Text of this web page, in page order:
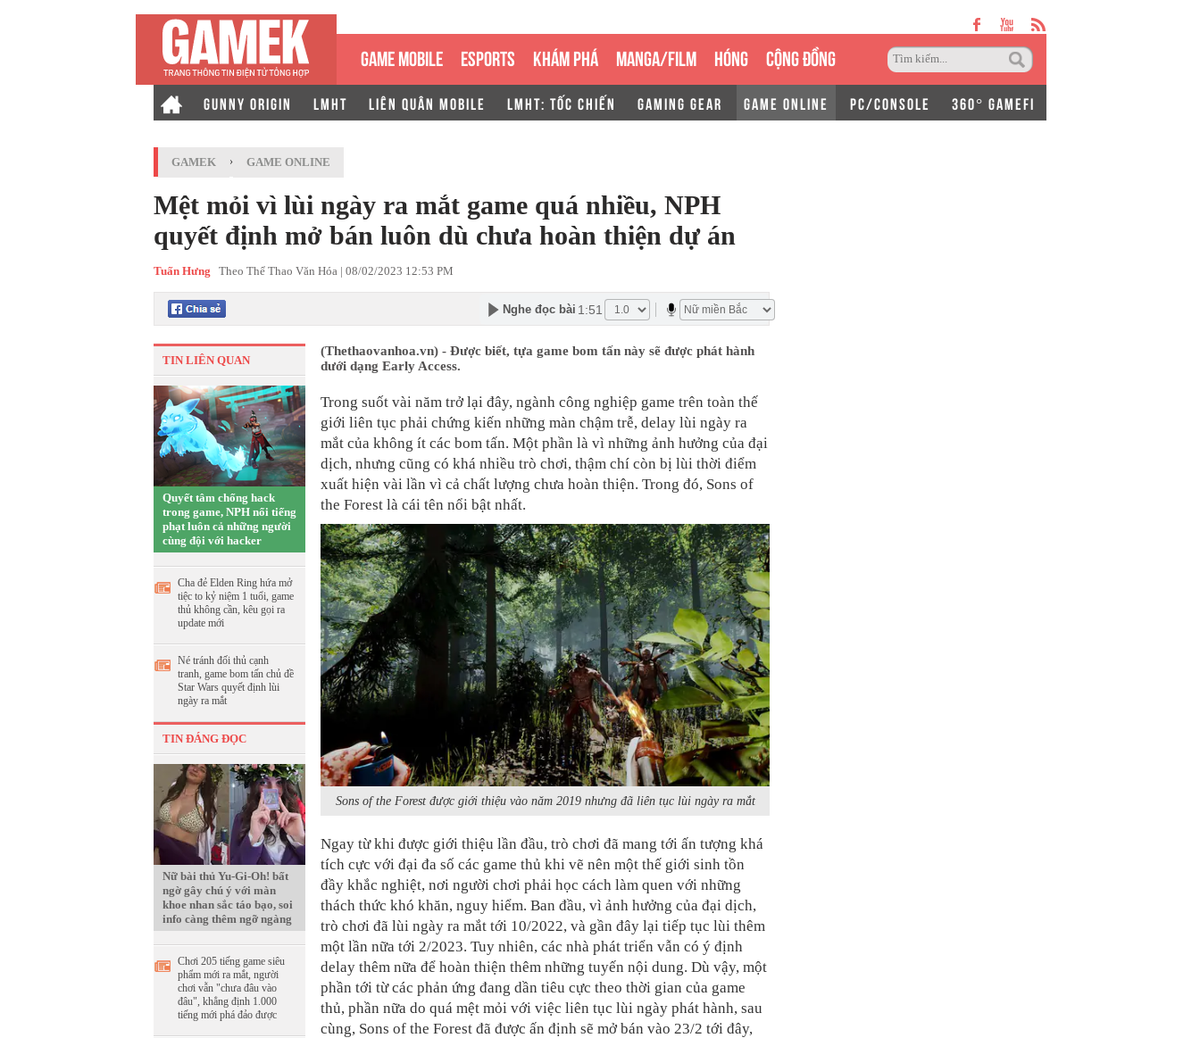
GAME MOBILE ESPORTS KHÁM PHÁ MANGA/FILM HÓNG CỘNG ĐỒNG
GUNNY ORIGIN LMHT LIÊN QUÂN MOBILE LMHT: TỐC CHIẾN GAMING GEAR GAME ONLINE PC/CONSOLE 360° GAMEFI
GAMEK › GAME ONLINE
Mệt mỏi vì lùi ngày ra mắt game quá nhiều, NPH
quyết định mở bán luôn dù chưa hoàn thiện dự án
Tuấn Hưng Theo Thể Thao Văn Hóa | 08/02/2023 12:53 PM
Nghe đọc bài 1:51
TIN LIÊN QUAN
Quyết tâm chống hack
trong game, NPH nổi tiếng
phạt luôn cả những người
cùng đội với hacker
Cha đẻ Elden Ring hứa mở
tiệc to kỷ niệm 1 tuổi, game
thủ không cần, kêu gọi ra
update mới
Né tránh đối thủ cạnh
tranh, game bom tấn chủ đề
Star Wars quyết định lùi
ngày ra mắt
TIN ĐÁNG ĐỌC
Nữ bài thủ Yu-Gi-Oh! bất
ngờ gây chú ý với màn
khoe nhan sắc táo bạo, soi
info càng thêm ngỡ ngàng
Chơi 205 tiếng game siêu
phẩm mới ra mắt, người
chơi vẫn "chưa đâu vào
đâu", khẳng định 1.000
tiếng mới phá đảo được
(Thethaovanhoa.vn) - Được biết, tựa game bom tấn này sẽ được phát hành
dưới dạng Early Access.
Trong suốt vài năm trở lại đây, ngành công nghiệp game trên toàn thế
giới liên tục phải chứng kiến những màn chậm trễ, delay lùi ngày ra
mắt của không ít các bom tấn. Một phần là vì những ảnh hưởng của đại
dịch, nhưng cũng có khá nhiều trò chơi, thậm chí còn bị lùi thời điểm
xuất hiện vài lần vì cả chất lượng chưa hoàn thiện. Trong đó, Sons of
the Forest là cái tên nổi bật nhất.
Sons of the Forest được giới thiệu vào năm 2019 nhưng đã liên tục lùi ngày ra mắt
Ngay từ khi được giới thiệu lần đầu, trò chơi đã mang tới ấn tượng khá
tích cực với đại đa số các game thủ khi vẽ nên một thế giới sinh tồn
đầy khắc nghiệt, nơi người chơi phải học cách làm quen với những
thách thức khó khăn, nguy hiểm. Ban đầu, vì ảnh hưởng của đại dịch,
trò chơi đã lùi ngày ra mắt tới 10/2022, và gần đây lại tiếp tục lùi thêm
một lần nữa tới 2/2023. Tuy nhiên, các nhà phát triển vẫn có ý định
delay thêm nữa để hoàn thiện thêm những tuyến nội dung. Dù vậy, một
phần tới từ các phản ứng đang dần tiêu cực theo thời gian của game
thủ, phần nữa do quá mệt mỏi với việc liên tục lùi ngày phát hành, sau
cùng, Sons of the Forest đã được ấn định sẽ mở bán vào 23/2 tới đây,